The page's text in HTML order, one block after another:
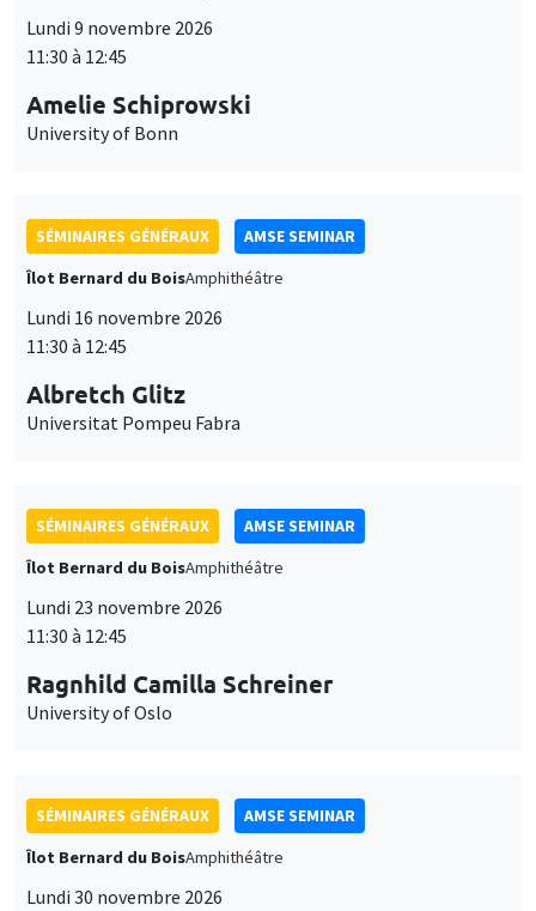
Lundi 9 novembre 2026
11:30 à 12:45
Amelie Schiprowski
University of Bonn
SÉMINAIRES GÉNÉRAUX
AMSE SEMINAR
Îlot Bernard du BoisAmphithéâtre
Lundi 16 novembre 2026
11:30 à 12:45
Albretch Glitz
Universitat Pompeu Fabra
SÉMINAIRES GÉNÉRAUX
AMSE SEMINAR
Îlot Bernard du BoisAmphithéâtre
Lundi 23 novembre 2026
11:30 à 12:45
Ragnhild Camilla Schreiner
University of Oslo
SÉMINAIRES GÉNÉRAUX
AMSE SEMINAR
Îlot Bernard du BoisAmphithéâtre
Lundi 30 novembre 2026